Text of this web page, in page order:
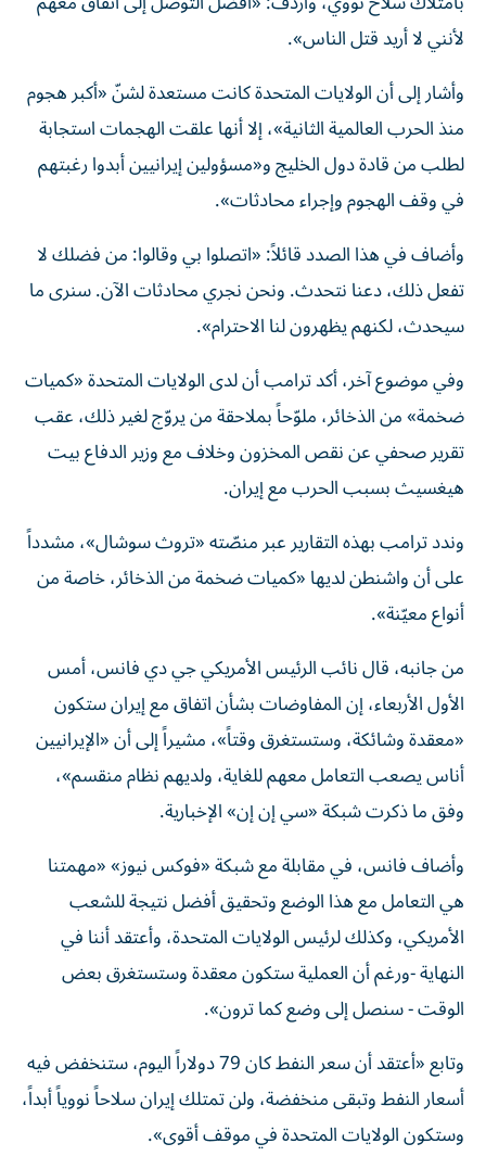
لأنني لا أريد قتل الناس».
وأشار إلى أن الولايات المتحدة كانت مستعدة لشنّ «أكبر هجوم
منذ الحرب العالمية الثانية»، إلا أنها علقت الهجمات استجابة
لطلب من قادة دول الخليج و«مسؤولين إيرانيين أبدوا رغبتهم
في وقف الهجوم وإجراء محادثات».
وأضاف في هذا الصدد قائلاً: «اتصلوا بي وقالوا: من فضلك لا
تفعل ذلك، دعنا نتحدث. ونحن نجري محادثات الآن. سنرى ما
سيحدث، لكنهم يظهرون لنا الاحترام».
وفي موضوع آخر، أكد ترامب أن لدى الولايات المتحدة «كميات
ضخمة» من الذخائر، ملوّحاً بملاحقة من يروّج لغير ذلك، عقب
تقرير صحفي عن نقص المخزون وخلاف مع وزير الدفاع بيت
هيغسيث بسبب الحرب مع إيران.
وندد ترامب بهذه التقارير عبر منصّته «تروث سوشال»، مشدداً
على أن واشنطن لديها «كميات ضخمة من الذخائر، خاصة من
أنواع معيّنة».
من جانبه، قال نائب الرئيس الأمريكي جي دي فانس، أمس
الأول الأربعاء، إن المفاوضات بشأن اتفاق مع إيران ستكون
«معقدة وشائكة، وستستغرق وقتاً»، مشيراً إلى أن «الإيرانيين
أناس يصعب التعامل معهم للغاية، ولديهم نظام منقسم»،
وفق ما ذكرت شبكة «سي إن إن» الإخبارية.
وأضاف فانس، في مقابلة مع شبكة «فوكس نيوز» «مهمتنا
هي التعامل مع هذا الوضع وتحقيق أفضل نتيجة للشعب
الأمريكي، وكذلك لرئيس الولايات المتحدة، وأعتقد أننا في
النهاية -ورغم أن العملية ستكون معقدة وستستغرق بعض
الوقت - سنصل إلى وضع كما ترون».
وتابع «أعتقد أن سعر النفط كان 79 دولاراً اليوم، ستنخفض فيه
أسعار النفط وتبقى منخفضة، ولن تمتلك إيران سلاحاً نووياً أبداً،
وستكون الولايات المتحدة في موقف أقوى».